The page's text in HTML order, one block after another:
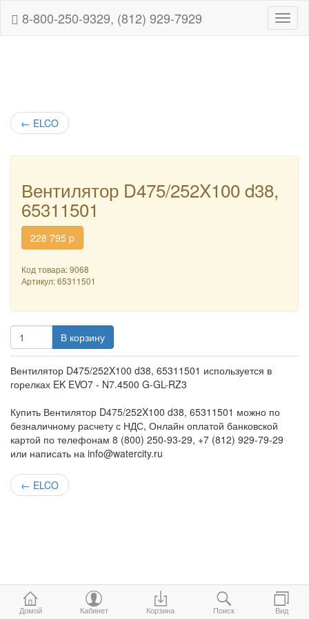
8-800-250-9329, (812) 929-7929
← ELCO
Вентилятор D475/252X100 d38,
65311501
228 795 p
Код товара: 9068
Артикул:65311501
В корзину
Вентилятор D475/252X100 d38, 65311501 используется в
горелках EK EVO7 - N7.4500 G-GL-RZ3
Купить Вентилятор D475/252X100 d38, 65311501 можно по
безналичному расчету с НДС, Онлайн оплатой банковской
картой по телефонам 8 (800) 250-93-29, +7 (812) 929-79-29
или написать на info@watercity.ru
← ELCO
Домой Кабинет Корзина Поиск Вид